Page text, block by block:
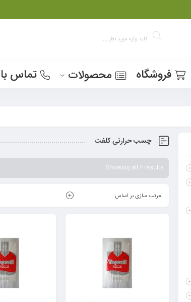
فروشگاه محصولات تماس
چسب حرارتی کلفت
Showing all 2 results
مرتب سازی بر اساس